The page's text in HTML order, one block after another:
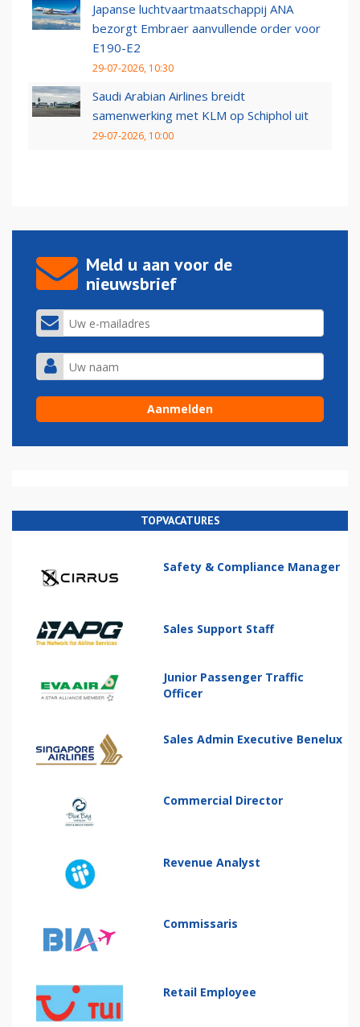
Japanse luchtvaartmaatschappij ANA
bezorgt Embraer aanvullende order voor
E190-E2
29-07-2026, 10:30
Saudi Arabian Airlines breidt
samenwerking met KLM op Schiphol uit
29-07-2026, 10:00
Meld u aan voor de
nieuwsbrief
TOPVACATURES
Safety & Compliance Manager
Sales Support Staff
Junior Passenger Traffic
Officer
Sales Admin Executive Benelux
Commercial Director
Revenue Analyst
Commissaris
Retail Employee